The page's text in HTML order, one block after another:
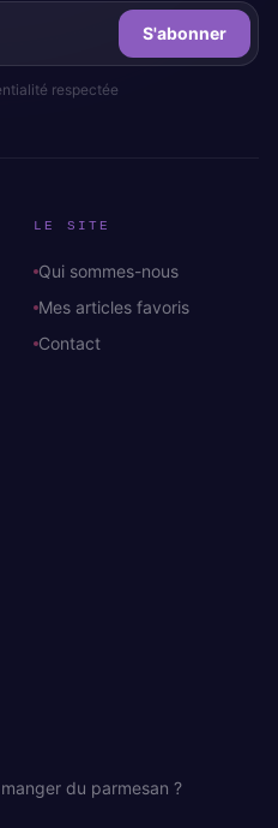
S'abonner
respectée
LE SITE
Qui sommes-nous
Mes articles favoris
Contact
du parmesan ?